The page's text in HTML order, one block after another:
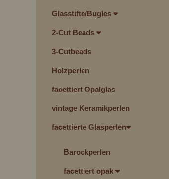
Glasstifte/Bugles
2-Cut Beads
3-Cutbeads
Holzperlen
facettiert Opalglas
vintage Keramikperlen
facettierte Glasperlen
Barockperlen
facettiert opak